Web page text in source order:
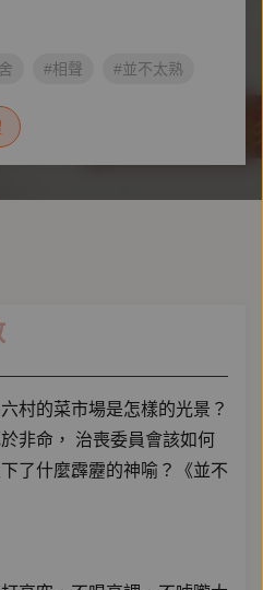
#相聲 #並不太熟
村的菜市場是怎樣的光景？
非命， 治喪委員會該如何
了什麼霹靂的神喻？《並不